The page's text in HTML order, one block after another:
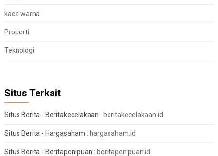
kaca warna
Properti
Teknologi
Situs Terkait
Situs Berita - Beritakecelakaan : beritakecelakaan.id
Situs Berita - Hargasaham : hargasaham.id
Situs Berita - Beritapenipuan : beritapenipuan.id